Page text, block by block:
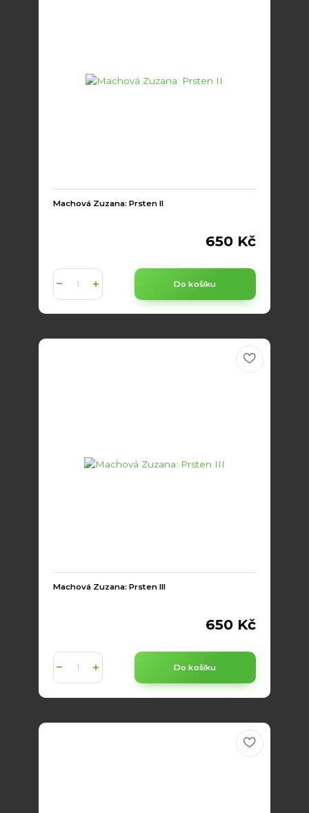
Machová Zuzana: Prsten II
650 Kč
Do košíku
Machová Zuzana: Prsten III
650 Kč
Do košíku